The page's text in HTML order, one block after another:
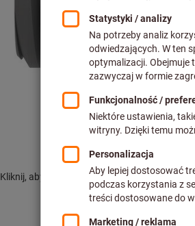
Kliknij, aby powiększyć obraz